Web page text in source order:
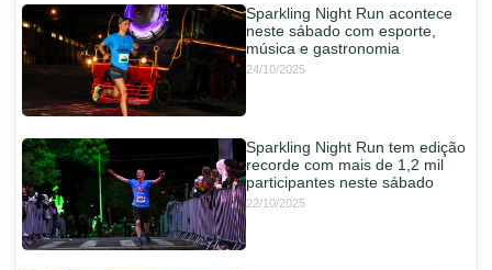
Sparkling Night Run acontece
neste sábado com esporte,
música e gastronomia
24/10/2025
Sparkling Night Run tem edição
recorde com mais de 1,2 mil
participantes neste sábado
22/10/2025